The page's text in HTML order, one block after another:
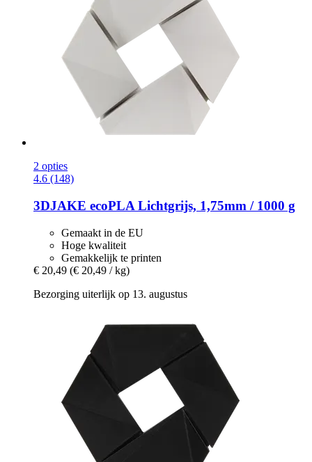
2 opties
4.6 (148)
3DJAKE ecoPLA Lichtgrijs, 1,75mm / 1000 g
Gemaakt in de EU
Hoge kwaliteit
Gemakkelijk te printen
€ 20,49 (€ 20,49 / kg)
Bezorging uiterlijk op 13. augustus